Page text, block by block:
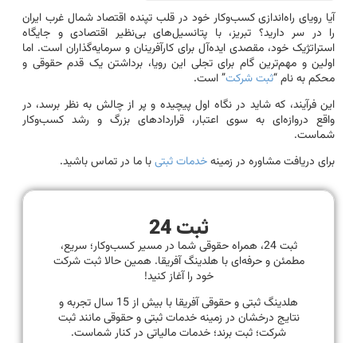
آیا رویای راه‌اندازی کسب‌وکار خود در قلب تپنده اقتصاد شمال غرب ایران
را در سر دارید؟ تبریز، با پتانسیل‌های بی‌نظیر اقتصادی و جایگاه
استراتژیک خود، مقصدی ایده‌آل برای کارآفرینان و سرمایه‌گذاران است. اما
اولین و مهم‌ترین گام برای تجلی این رویا، برداشتن یک قدم حقوقی و
محکم به نام “ثبت شرکت” است.
این فرآیند، که شاید در نگاه اول پیچیده و پر از چالش به نظر برسد، در
واقع دروازه‌ای به سوی اعتبار، قراردادهای بزرگ و رشد کسب‌وکار
شماست.
برای دریافت مشاوره در زمینهخدمات ثبتیبا ما در تماس باشید.
ثبت 24
ثبت 24، همراه حقوقی شما در مسیر کسب‌وکار؛ سریع،
مطمئن و حرفه‌ای با هلدینگ آفریقا. همین حالا ثبت شرکت
خود را آغاز کنید!
هلدینگ ثبتی و حقوقی آفریقا با بیش از 15 سال تجربه و
نتایج درخشان در زمینه خدمات ثبتی و حقوقی مانند ثبت
شرکت؛ ثبت برند؛ خدمات مالیاتی در کنار شماست.